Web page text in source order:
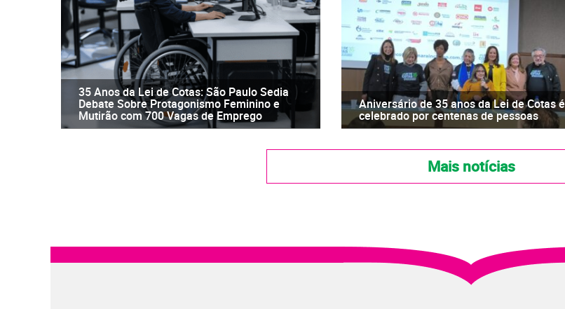
35 Anos da Lei de Cotas: São Paulo Sedia
Debate Sobre Protagonismo Feminino e
Mutirão com 700 Vagas de Emprego
Aniversário de 35 anos da Lei de Cotas é
celebrado por centenas de pessoas
Mais notícias